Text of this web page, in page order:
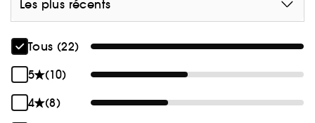
Les plus récents
Tous (22)
5
(10)
4
(8)